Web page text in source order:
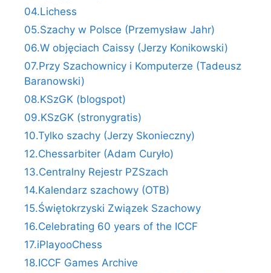
04.Lichess
05.Szachy w Polsce (Przemysław Jahr)
06.W objęciach Caissy (Jerzy Konikowski)
07.Przy Szachownicy i Komputerze (Tadeusz
Baranowski)
08.KSzGK (blogspot)
09.KSzGK (stronygratis)
10.Tylko szachy (Jerzy Skonieczny)
12.Chessarbiter (Adam Curyło)
13.Centralny Rejestr PZSzach
14.Kalendarz szachowy (OTB)
15.Świętokrzyski Związek Szachowy
16.Celebrating 60 years of the ICCF
17.iPlayooChess
18.ICCF Games Archive